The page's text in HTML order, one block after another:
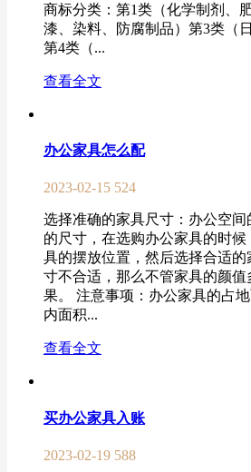
商标分类：第1类（化学制剂、
漆、染料、防腐制品）第3类（
第4类（...
查看全文
办公家具怎么配
2023-02-15 524
选择准确的家具尺寸：办公空
的尺寸，在选购办公家具的时
具的摆放位置，然后选择合适的
寸不合适，那么不管家具的颜
果。 注意事项：办公家具的占
内面积...
查看全文
买办公家具入账
2023-02-19 588